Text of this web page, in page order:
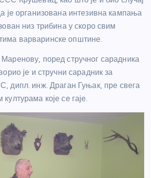
је организована интезивна кампања
низ трибина у скоро свим
варваринске општине.
поред стручног сарадника
је и стручни сарадник за
дипл. инж. Драган Гуњак, пре свега
које се гаје.